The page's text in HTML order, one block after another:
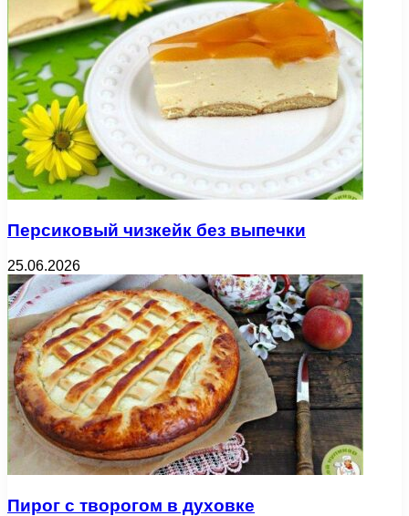
Персиковый чизкейк без выпечки
25.06.2026
Пирог с творогом в духовке